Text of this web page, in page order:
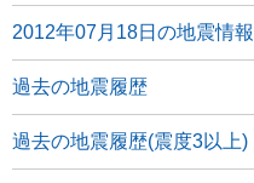
2012年07月18日の地震情報
過去の地震履歴
過去の地震履歴(震度3以上)